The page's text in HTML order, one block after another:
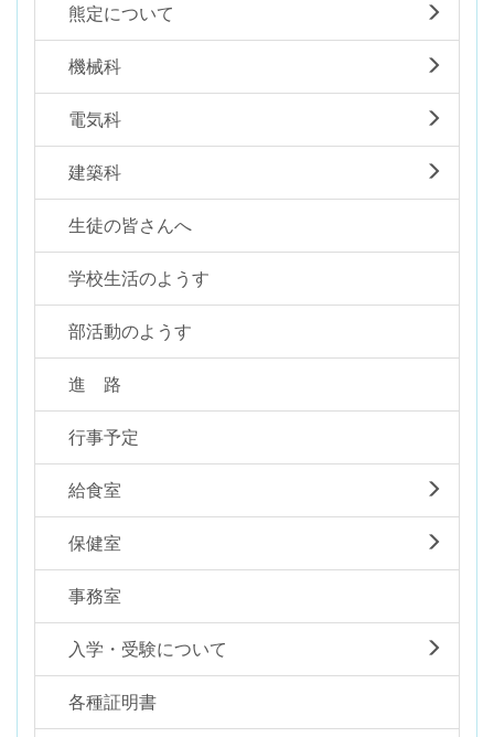
熊定について
機械科
電気科
建築科
生徒の皆さんへ
学校生活のようす
部活動のようす
進 路
行事予定
給食室
保健室
事務室
入学・受験について
各種証明書